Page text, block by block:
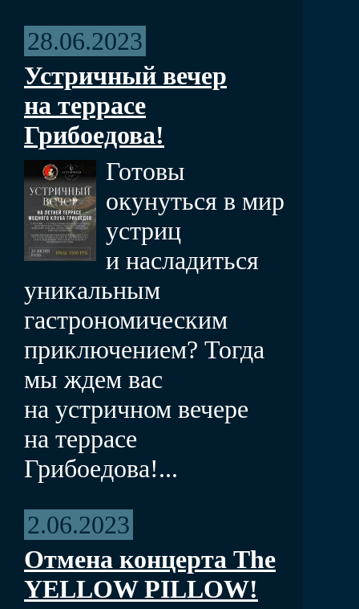
28.06.2023
Устричный вечер
на террасе
Грибоедова!
Готовы
окунуться в мир
устриц
и насладиться
уникальным
гастрономическим
приключением? Тогда
мы ждем вас
на устричном вечере
на террасе
Грибоедова!...
2.06.2023
Отмена концерта The
YELLOW PILLOW!